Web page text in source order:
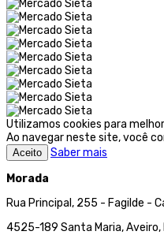
Utilizamos cookies para
Ao navegar neste site, você
Aceito
Saber mais
Morada
Rua Principal, 255 - Fagilde -
4525-189 Santa Maria, Aveiro,